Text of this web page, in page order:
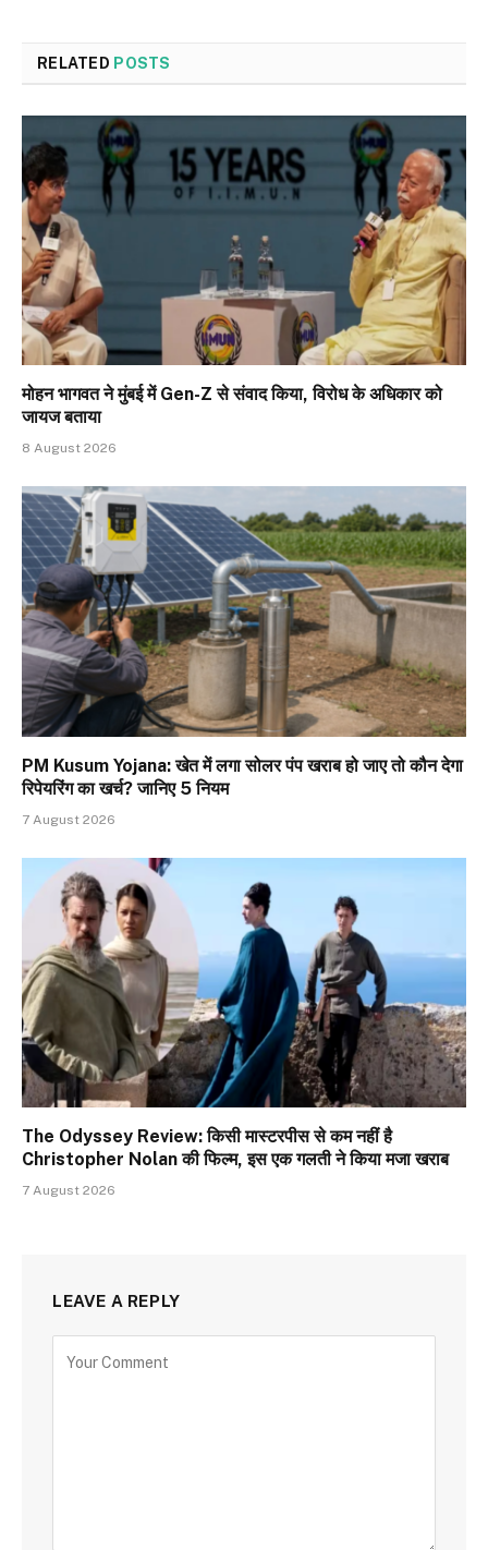
RELATED POSTS
मोहन भागवत ने मुंबई में Gen-Z से संवाद किया, विरोध के अधिकार को
जायज बताया
8 August 2026
PM Kusum Yojana: खेत में लगा सोलर पंप खराब हो जाए तो कौन देगा
रिपेयरिंग का खर्च? जानिए 5 नियम
7 August 2026
The Odyssey Review: किसी मास्टरपीस से कम नहीं है
Christopher Nolan की फिल्म, इस एक गलती ने किया मजा खराब
7 August 2026
LEAVE A REPLY